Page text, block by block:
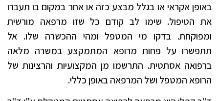
באופן אקראי או בגלל מבצע כזה או אחר במקום בו תעברו
את הטיפול. שימו לב קודם כל שזו מרפאה מורשית
ומפוקחת. בדקו מי המטפל ומהי ההכשרה שלו. אל
תתפשרו על פחות מרופא המתמקצע במשרה מלאה
ברפואה אסתטית. התרשמו מן המקצועיות והרצינות של
הרופא המטפל ושל המרפאה באופן כללי.